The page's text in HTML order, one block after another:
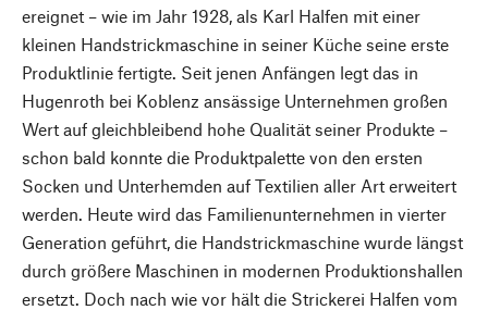
ereignet – wie im Jahr 1928, als Karl Halfen mit einer
kleinen Handstrickmaschine in seiner Küche seine erste
Produktlinie fertigte. Seit jenen Anfängen legt das in
Hugenroth bei Koblenz ansässige Unternehmen großen
Wert auf gleichbleibend hohe Qualität seiner Produkte –
schon bald konnte die Produktpalette von den ersten
Socken und Unterhemden auf Textilien aller Art erweitert
werden. Heute wird das Familienunternehmen in vierter
Generation geführt, die Handstrickmaschine wurde längst
durch größere Maschinen in modernen Produktionshallen
ersetzt. Doch nach wie vor hält die Strickerei Halfen vom